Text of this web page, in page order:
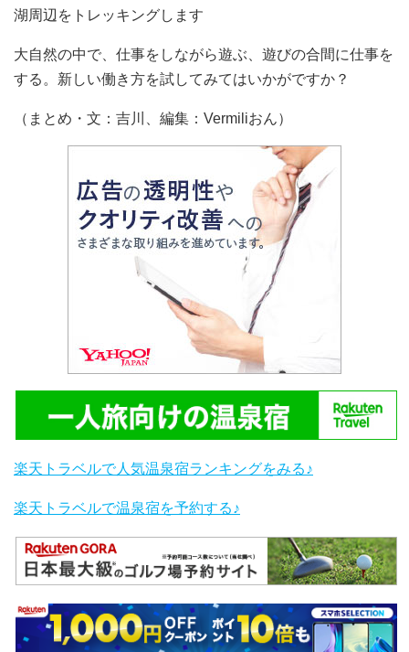
湖周辺をトレッキングします
大自然の中で、仕事をしながら遊ぶ、遊びの合間に仕事を
する。新しい働き方を試してみてはいかがですか？
（まとめ・文：吉川、編集：Vermiliおん）
楽天トラベルで人気温泉宿ランキングをみる♪
楽天トラベルで温泉宿を予約する♪